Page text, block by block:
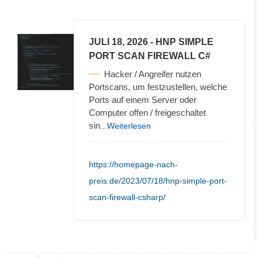
JULI 18, 2026 - HNP SIMPLE
PORT SCAN FIREWALL C#
Hacker / Angreifer nutzen
Portscans, um festzustellen, welche
Ports auf einem Server oder
Computer offen / freigeschaltet
sin ...Weiterlesen
https://homepage-nach-
preis.de/2023/07/18/hnp-simple-port-
scan-firewall-csharp/